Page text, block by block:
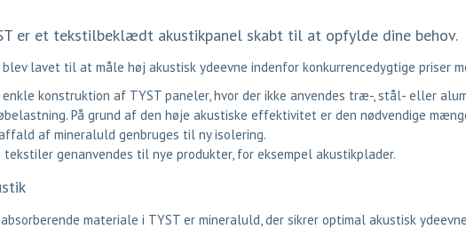
er et tekstilbeklædt akustikpanel skabt til at opfylde dine behov.
blev lavet til at måle høj akustisk ydeevne indenfor konkurrencedygtige priser
enkle konstruktion af TYST paneler, hvor der ikke anvendes træ-, stål- eller
På grund af den høje akustiske effektivitet er den nødvendige
af mineraluld genbruges til ny isolering.
genanvendes til nye produkter, for eksempel akustikplader.
materiale i TYST er mineraluld, der sikrer optimal akustisk